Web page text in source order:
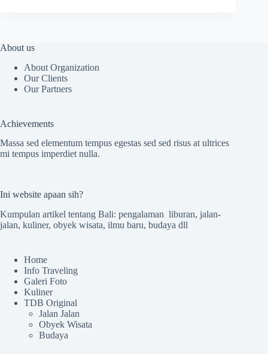
About us
About Organization
Our Clients
Our Partners
Achievements
Massa sed elementum tempus egestas sed sed risus at ultrices
mi tempus imperdiet nulla.
Ini website apaan sih?
Kumpulan artikel tentang Bali: pengalaman liburan, jalan-
jalan, kuliner, obyek wisata, ilmu baru, budaya dll
Home
Info Traveling
Galeri Foto
Kuliner
TDB Original
Jalan Jalan
Obyek Wisata
Budaya